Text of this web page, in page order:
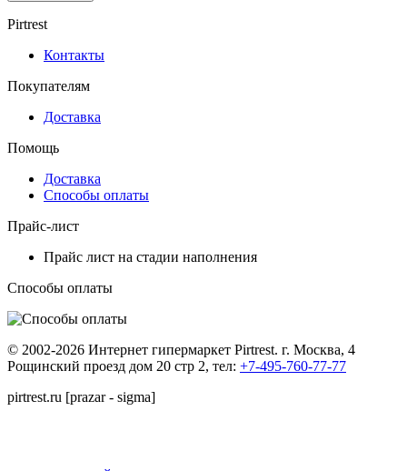
Pirtrest
Контакты
Покупателям
Доставка
Помощь
Доставка
Способы оплаты
Прайс-лист
Прайс лист на стадии наполнения
Способы оплаты
© 2002-2026 Интернет гипермаркет Pirtrest. г. Москва, 4
Рощинский проезд дом 20 стр 2, тел: +7-495-760-77-77
pirtrest.ru [prazar - sigma]